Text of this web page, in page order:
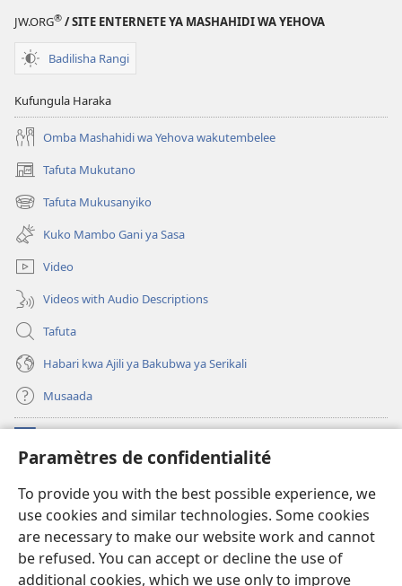
Paramètres de confidentialité
To provide you with the best possible experience, we
use cookies and similar technologies. Some cookies
are necessary to make our website work and cannot
be refused. You can accept or decline the use of
additional cookies, which we use only to improve
Maana
JW.ORG® / SITE ENTERNETE YA MASHAHIDI WA YEHOVA
Badilisha Rangi
Kufungula Haraka
Omba Mashahidi wa Yehova wakutembelee
Tafuta Mukutano
(opens
new
window)
Tafuta Mukusanyiko
(opens
new
window)
Kuko Mambo Gani ya Sasa
Video
Videos with Audio Descriptions
Tafuta
Habari kwa Ajili ya Bakubwa ya Serikali
Musaada
(opens
new
Maktaba ku Enternete
(opens
new
window)JW Hub
(opens
new
window)Programu ya JW Library